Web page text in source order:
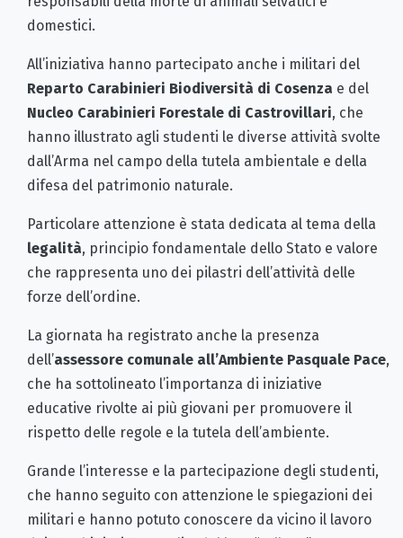
domestici.
All’iniziativa hanno partecipato anche i militari del
Reparto Carabinieri Biodiversità di Cosenza e del
Nucleo Carabinieri Forestale di Castrovillari, che
hanno illustrato agli studenti le diverse attività svolte
dall’Arma nel campo della tutela ambientale e della
difesa del patrimonio naturale.
Particolare attenzione è stata dedicata al tema della
legalità, principio fondamentale dello Stato e valore
che rappresenta uno dei pilastri dell’attività delle
forze dell’ordine.
La giornata ha registrato anche la presenza
dell’assessore comunale all’Ambiente Pasquale Pace,
che ha sottolineato l’importanza di iniziative
educative rivolte ai più giovani per promuovere il
rispetto delle regole e la tutela dell’ambiente.
Grande l’interesse e la partecipazione degli studenti,
che hanno seguito con attenzione le spiegazioni dei
militari e hanno potuto conoscere da vicino il lavoro